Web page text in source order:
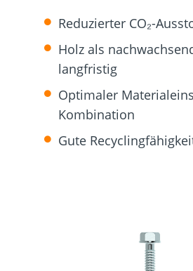
Reduzierter CO₂-
Holz als
langfristig
Optimaler
Kombination
Gute